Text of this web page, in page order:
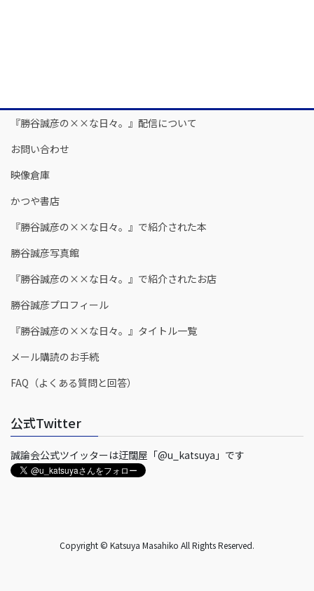
『勝谷誠彦の××な日々。』配信について
お問い合わせ
映像倉庫
かつや書店
『勝谷誠彦の××な日々。』で紹介された本
勝谷誠彦写真館
『勝谷誠彦の××な日々。』で紹介されたお店
勝谷誠彦プロフィール
『勝谷誠彦の××な日々。』タイトル一覧
メール購読のお手続
FAQ（よくある質問と回答）
公式Twitter
誠論会公式ツイッターは迂闊屋「@u_katsuya」です
Copyright © Katsuya Masahiko All Rights Reserved.